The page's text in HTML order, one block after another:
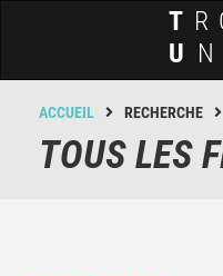
T
U
ACCUEIL RECHERCHE
TOUS LES